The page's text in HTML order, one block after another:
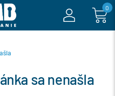
0
sa nenašla